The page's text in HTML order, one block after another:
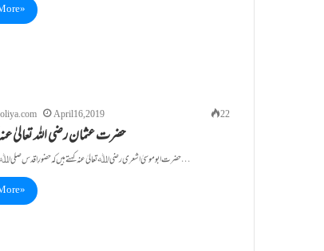
»
April 16, 2019 22
حضرت عثمان رضی اللہ تعالیٰ
حضرت ابو موسیٰ اشعری رضی اﷲ تعالیٰ عنہ کہتے ہیں کہ حضورِ اقدس صلی اﷲ تعالیٰ علیہ وسلم…
»